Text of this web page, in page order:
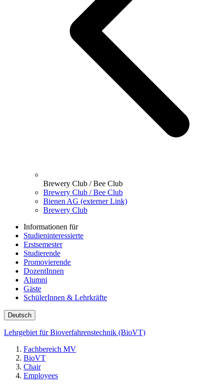
Brewery Club / Bee Club
Brewery Club / Bee Club
Bienen AG (externer Link)
Brewery Club
Informationen für
Studieninteressierte
Erstsemester
Studierende
Promovierende
DozentInnen
Alumni
Gäste
SchülerInnen & Lehrkräfte
Deutsch
Lehrgebiet für Bioverfahrenstechnik (BioVT)
Fachbereich MV
BioVT
Chair
Employees